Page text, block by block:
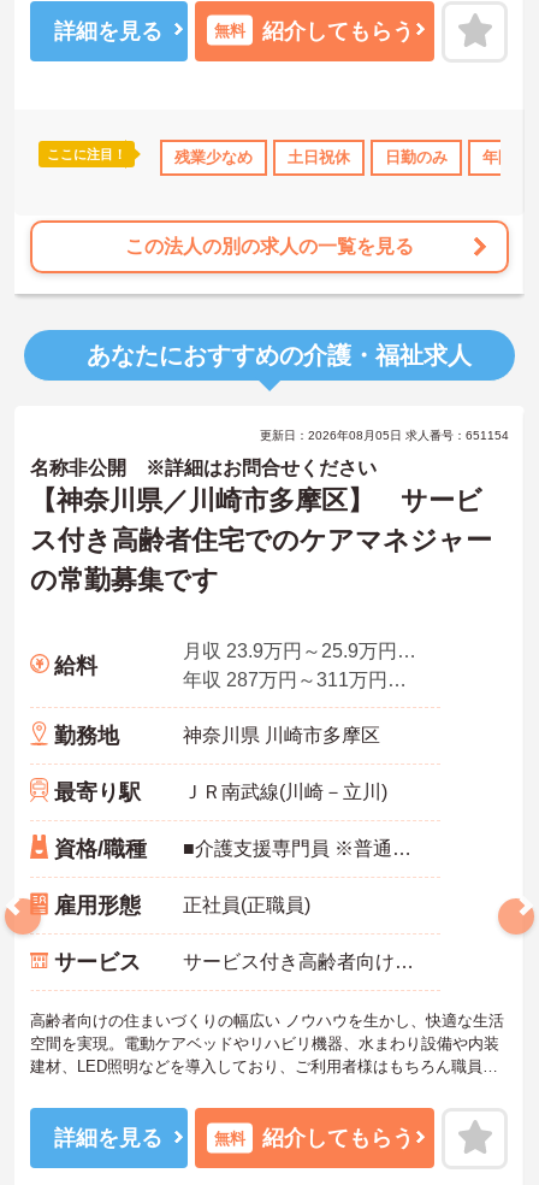
休日110日以上 資格取得サポート 研修制度あり ボーナス・賞
詳細を見る 無料 紹介してもらう
ここに注目！ 残業少なめ 土日祝休 日勤のみ 年間休
この法人の別の求人の一覧を見る
あなたにおすすめの介護・福祉求人
更新日：2026年08月05日 求人番号：651154
名称非公開 ※詳細はお問合せください
【神奈川県／川崎市多摩区】 サービ
ス付き高齢者住宅でのケアマネジャー
の常勤募集です
給料
月収 23.9万円～25.9万円程度
年収 287万円～311万円程度
勤務地 神奈川県 川崎市多摩区
最寄り駅 ＪＲ南武線(川崎－立川)
資格/職種 ■介護支援専門員 ※普通自動車免許（ＡＴ限定可）必須
雇用形態 正社員(正職員)
サービス サービス付き高齢者向け住宅（サ高住）
高齢者向けの住まいづくりの幅広い ノウハウを生かし、快適な生活
空間を実現。電動ケアベッドやリハビリ機器、水まわり設備や内装
建材、LED照明などを導入しており、ご利用者様はもちろん職員も
ください。
詳細を見る 無料 紹介してもらう